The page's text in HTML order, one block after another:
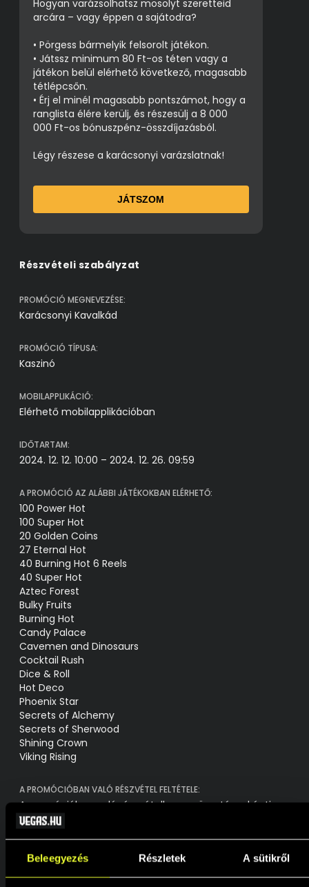
Beleegyezés Részletek A sütikről
Hogyan varázsolhatsz mosolyt szeretteid
arcára – vagy éppen a sajátodra?
• Pörgess bármelyik felsorolt játékon.
• Játssz minimum 80 Ft-os téten vagy a
játékon belül elérhető következő, magasabb
tétlépcsőn.
• Érj el minél magasabb pontszámot, hogy a
ranglista élére kerülj, és részesülj a 8 000
000 Ft-os bónuszpénz-összdíjazásból.
Légy részese a karácsonyi varázslatnak!
JÁTSZOM
Részvételi szabályzat
PROMÓCIÓ MEGNEVEZÉSE:
Karácsonyi Kavalkád
PROMÓCIÓ TÍPUSA:
Kaszinó
MOBILAPPLIKÁCIÓ:
Elérhető mobilapplikációban
IDŐTARTAM:
2024. 12. 12. 10:00 – 2024. 12. 26. 09:59
A PROMÓCIÓ AZ ALÁBBI JÁTÉKOKBAN ELÉRHETŐ:
100 Power Hot
100 Super Hot
20 Golden Coins
27 Eternal Hot
40 Burning Hot 6 Reels
40 Super Hot
Aztec Forest
Bulky Fruits
Burning Hot
Candy Palace
Cavemen and Dinosaurs
Cocktail Rush
Dice & Roll
Hot Deco
Phoenix Star
Secrets of Alchemy
Secrets of Sherwood
Shining Crown
Viking Rising
A PROMÓCIÓBAN VALÓ RÉSZVÉTEL FELTÉTELE:
A promócióban való részvételhez a pörgetésenkénti
minimális tét 80 Ft vagy a játékon belül elérhető
következő, magasabb tétlépcső. A részvételhez a
„Jelentkezés” gomb megnyomását követően a felsorolt
játékokon valódi pénzes tétet tevő Játékosok